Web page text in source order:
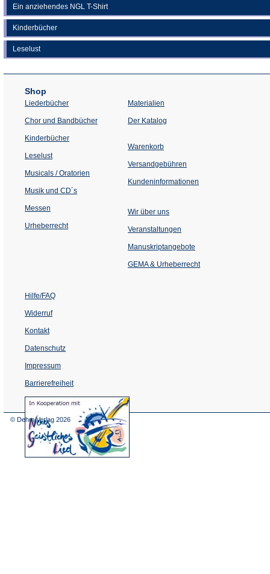
Ein anziehendes NGL T-Shirt
Kinderbücher
Leselust
Shop
Liederbücher
Chor und Bandbücher
Kinderbücher
Leselust
Musicals / Oratorien
Musik und CD´s
Messen
Urheberrecht
Materialien
Der Katalog
Warenkorb
Versandgebühren
Kundeninformationen
Wir über uns
Veranstaltungen
einem
Tab)
Manuskriptangebote
GEMA & Urheberrecht
Hilfe/FAQ
Widerruf
Kontakt
Datenschutz
Impressum
Barrierefreiheit
(Öffnet
in
© Dehm Verlag 2026